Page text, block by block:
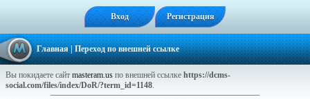
Вход Регистрация
Главная| Переход по внешней ссылке
Вы покидаете сайт masteram.us по внешней ссылке https://dcms-
social.com/files/index/DoR/?term_id=1148.